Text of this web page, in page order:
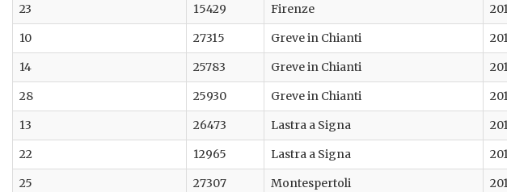
23
15429 Firenze
10
27315 Greve in Chianti
14
25783 Greve in Chianti
28
25930 Greve in Chianti
13
26473 Lastra a Signa
22
12965 Lastra a Signa
25
27307 Montespertoli